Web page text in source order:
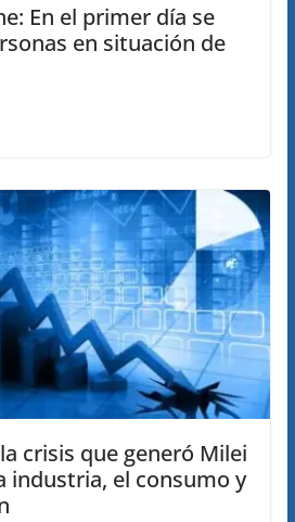
En el primer día se
en situación de
crisis que generó Milei
industria, el consumo y